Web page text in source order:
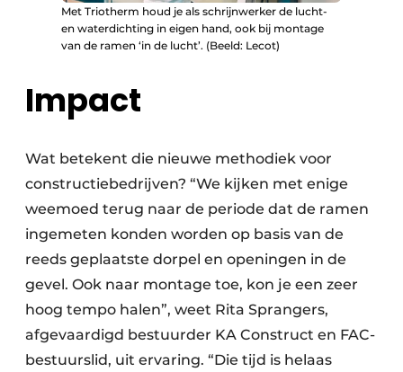
Met Triotherm houd je als schrijnwerker de lucht-
en waterdichting in eigen hand, ook bij montage
van de ramen ‘in de lucht’. (Beeld: Lecot)
Impact
Wat betekent die nieuwe methodiek voor
constructiebedrijven? “We kijken met enige
weemoed terug naar de periode dat de ramen
ingemeten konden worden op basis van de
reeds geplaatste dorpel en openingen in de
gevel. Ook naar montage toe, kon je een zeer
hoog tempo halen”, weet Rita Sprangers,
afgevaardigd bestuurder KA Construct en FAC-
bestuurslid, uit ervaring. “Die tijd is helaas